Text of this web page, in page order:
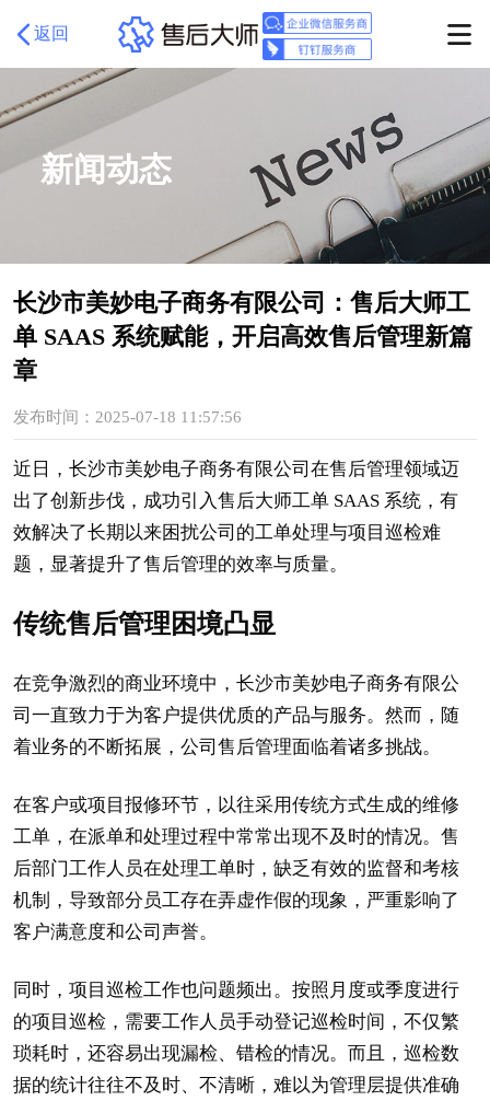
返回
新闻动态
长沙市美妙电子商务有限公司：售后大师工
单 SAAS 系统赋能，开启高效售后管理新篇
章
发布时间：2025-07-18 11:57:56
近日，长沙市美妙电子商务有限公司在售后管理领域迈
出了创新步伐，成功引入售后大师工单 SAAS 系统，有
效解决了长期以来困扰公司的工单处理与项目巡检难
题，显著提升了售后管理的效率与质量。
传统售后管理困境凸显
在竞争激烈的商业环境中，长沙市美妙电子商务有限公
司一直致力于为客户提供优质的产品与服务。然而，随
着业务的不断拓展，公司售后管理面临着诸多挑战。
在客户或项目报修环节，以往采用传统方式生成的维修
工单，在派单和处理过程中常常出现不及时的情况。售
后部门工作人员在处理工单时，缺乏有效的监督和考核
机制，导致部分员工存在弄虚作假的现象，严重影响了
客户满意度和公司声誉。
同时，项目巡检工作也问题频出。按照月度或季度进行
的项目巡检，需要工作人员手动登记巡检时间，不仅繁
琐耗时，还容易出现漏检、错检的情况。而且，巡检数
据的统计往往不及时、不清晰，难以为管理层提供准确